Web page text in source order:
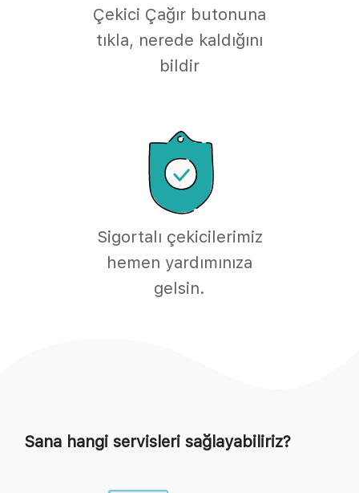
Çekici Çağır butonuna
tıkla, nerede kaldığını
bildir
Sigortalı çekicilerimiz
hemen yardımınıza
gelsin.
Sana hangi servisleri sağlayabiliriz?